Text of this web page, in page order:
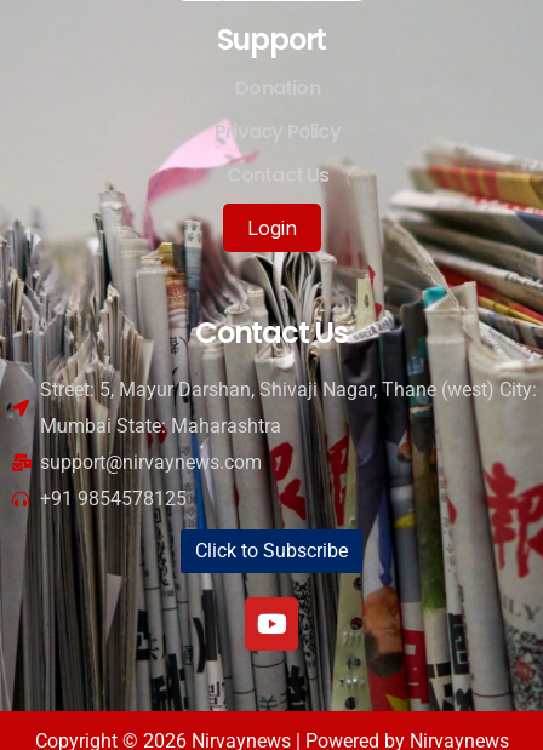
Support
Privacy Policy
Contact Us
Login
Contact Us
Street: 5, Mayur Darshan, Shivaji Nagar, Thane (west) City:
Mumbai State: Maharashtra
support@nirvaynews.com
+91 9854578125
Click to Subscribe
Copyright © 2026 Nirvaynews | Powered by Nirvaynews